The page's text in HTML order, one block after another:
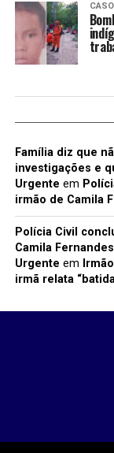
Família diz que
investigações e
Urgente em
irmão de Camila
Polícia Civil
Camila
Urgente em
irmã relata